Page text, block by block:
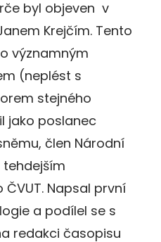
byl objeven v
Krejčím. Tento
významným
(neplést s
stejného
jako poslanec
člen Národní
Napsal první
a podílel se s
redakci časopisu